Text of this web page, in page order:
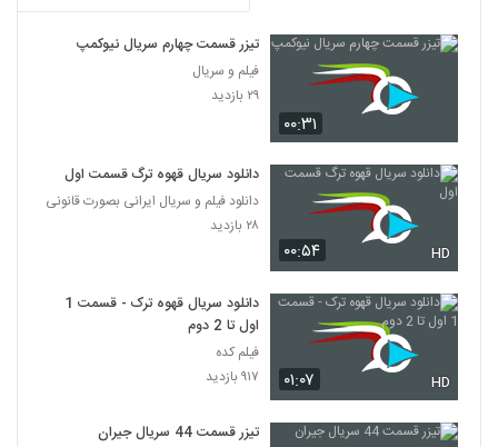
۰۰:۳۱
تیزر قسمت چهارم سریال نیوکمپ
فیلم و سریال
۲۹ بازدید
۰۰:۵۴ HD
دانلود سریال قهوه ترگ قسمت اول
دانلود فیلم و سریال ایرانی بصورت قانونی
۲۸ بازدید
۰۱:۰۷ HD
دانلود سریال قهوه ترک - قسمت 1
اول تا 2 دوم
فیلم کده
۹۱۷ بازدید
تیزر قسمت 44 سریال جیران